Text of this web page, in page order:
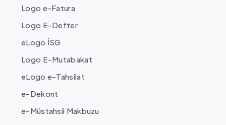
Logo e-Fatura
Logo E-Defter
eLogo İSG
Logo E-Mutabakat
eLogo e-Tahsilat
e-Dekont
e-Müstahsil Makbuzu